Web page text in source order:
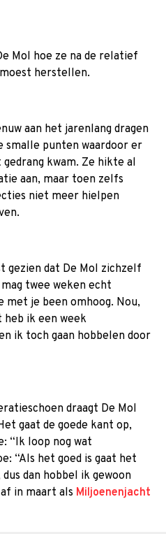
Mol hoe ze na de relatief
herstellen.
aan het jarenlang dragen
smalle punten waardoor er
kwam. Ze hikte al
aan, maar toen zelfs
niet meer hielpen
gezien dat De Mol zichzelf
twee weken echt
met je been omhoog. Nou,
heb ik een week
ik toch gaan hobbelen door
draagt De Mol
gaat de goede kant op,
“Ik loop nog wat
“Als het goed is gaat het
dan hobbel ik gewoon
in maart als Miljoenenjacht